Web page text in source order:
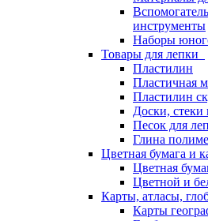
инструменты
Наборы
Товары для лепки
Пластилин
Пластичная
Пластилин
Доски,
Песок для
Глина
Цветная бумага и
Цветная
Цветной и
Карты, атласы,
Карты